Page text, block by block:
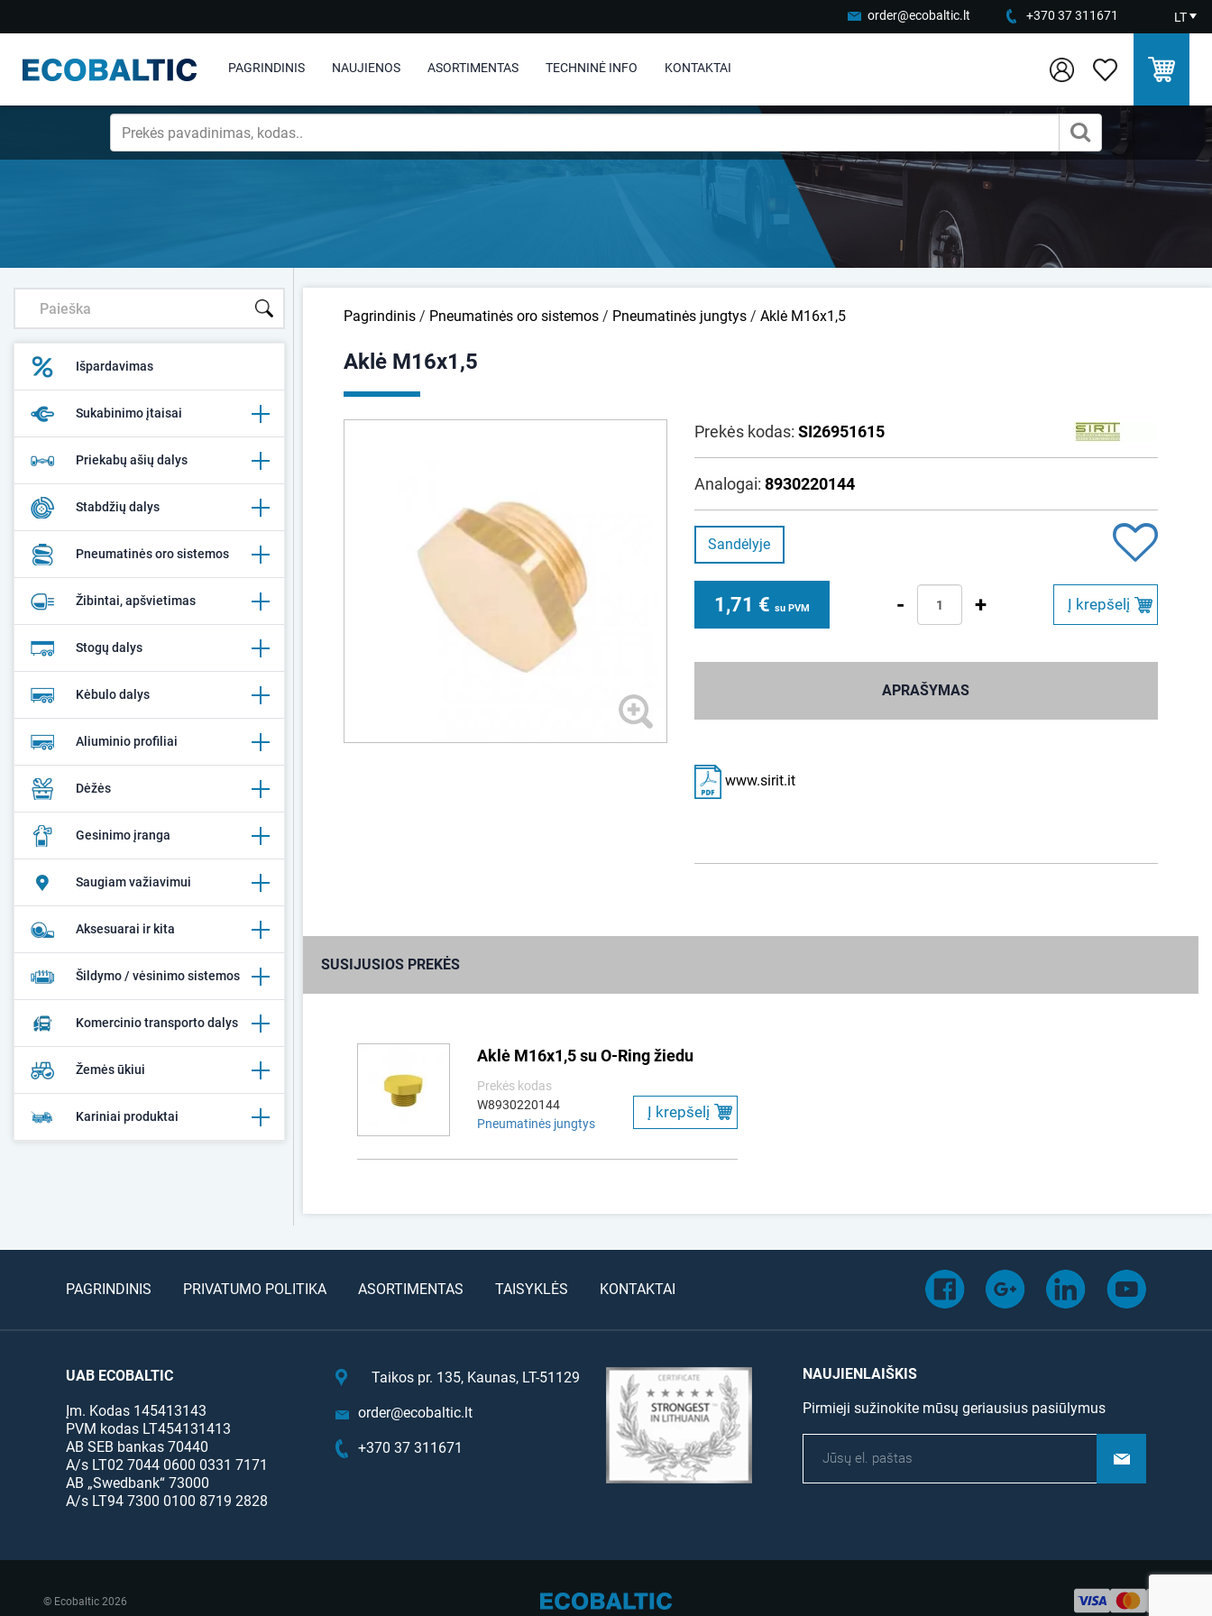
order@ecobaltic.lt +370 37 311671 LT
PAGRINDINIS NAUJIENOS ASORTIMENTAS TECHNINĖ INFO KONTAKTAI
Išpardavimas
Sukabinimo įtaisai
Priekabų ašių dalys
Stabdžių dalys
Pneumatinės oro sistemos
Žibintai, apšvietimas
Stogų dalys
Kėbulo dalys
Aliuminio profiliai
Dėžės
Gesinimo įranga
Saugiam važiavimui
Aksesuarai ir kita
Šildymo / vėsinimo sistemos
Komercinio transporto dalys
Žemės ūkiui
Kariniai produktai
Pagrindinis / Pneumatinės oro sistemos / Pneumatinės jungtys / Aklė M16x1,5
Aklė M16x1,5
Prekės kodas: SI26951615
Analogai: 8930220144
Sandėlyje
1,71 € su PVM - + Į krepšelį
APRAŠYMAS
www.sirit.it
SUSIJUSIOS PREKĖS
Aklė M16x1,5 su O-Ring žiedu
Prekės kodas
W8930220144
Pneumatinės jungtys
Į krepšelį
PAGRINDINIS PRIVATUMO POLITIKA ASORTIMENTAS TAISYKLĖS KONTAKTAI
UAB ECOBALTIC
Įm. Kodas 145413143
PVM kodas LT454131413
AB SEB bankas 70440
A/s LT02 7044 0600 0331 7171
AB „Swedbank“ 73000
A/s LT94 7300 0100 8719 2828
Taikos pr. 135, Kaunas, LT-51129
order@ecobaltic.lt
+370 37 311671
NAUJIENLAIŠKIS
Pirmieji sužinokite mūsų geriausius pasiūlymus
© Ecobaltic 2026